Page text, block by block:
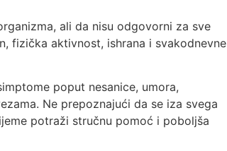
ali da nisu odgovorni za sve
fizička aktivnost, ishrana i svakodnevne
poput nesanice, umora,
Ne prepoznajući da se iza svega
potraži stručnu pomoć i poboljša